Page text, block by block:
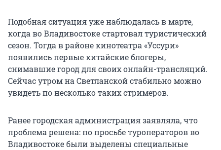
Подобная ситуация уже наблюдалась в марте,
когда во Владивостоке стартовал туристический
сезон. Тогда в районе кинотеатра «Уссури»
появились первые китайские блогеры,
снимавшие город для своих онлайн-трансляций.
Сейчас утром на Светланской стабильно можно
увидеть по несколько таких стримеров.
Ранее городская администрация заявляла, что
проблема решена: по просьбе туроператоров во
Владивостоке были выделены специальные